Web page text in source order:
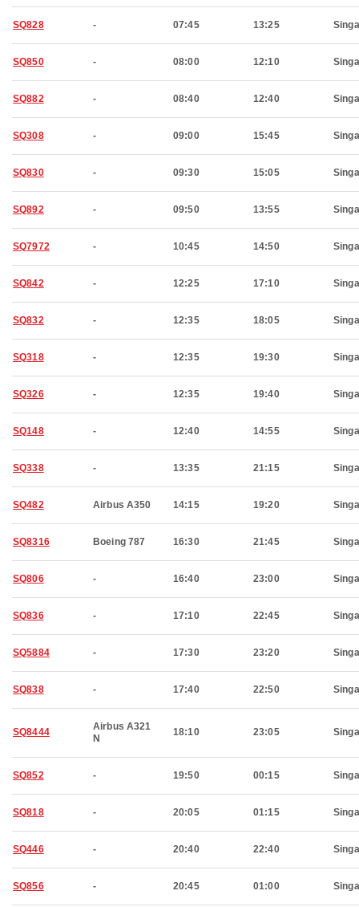
SQ828 - 07:45 13:25
SQ850 - 08:00 12:10
SQ882 - 08:40 12:40
SQ308 - 09:00 15:45
SQ830 - 09:30 15:05
SQ892 - 09:50 13:55
SQ7972 - 10:45 14:50
SQ842 - 12:25 17:10
SQ832 - 12:35 18:05
SQ318 - 12:35 19:30
SQ326 - 12:35 19:40
SQ148 - 12:40 14:55
SQ338 - 13:35 21:15
SQ482 Airbus A350 14:15 19:20
SQ8316 Boeing 787 16:30 21:45
SQ806 - 16:40 23:00
SQ836 - 17:10 22:45
SQ5884 - 17:30 23:20
SQ838 - 17:40 22:50
SQ8444
Airbus A321
N
18:10 23:05
SQ852 - 19:50 00:15
SQ818 - 20:05 01:15
SQ446 - 20:40 22:40
SQ856 - 20:45 01:00